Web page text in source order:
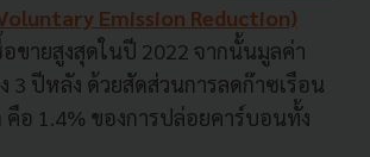
Emission Reduction)
ขายสูงสุดในปี 2022 จากนั้นมูลค่า
3 ปีหลัง ด้วยสัดส่วนการลดก๊าซเรือน
อ 1.4% ของการปล่อยคาร์บอนทั้ง